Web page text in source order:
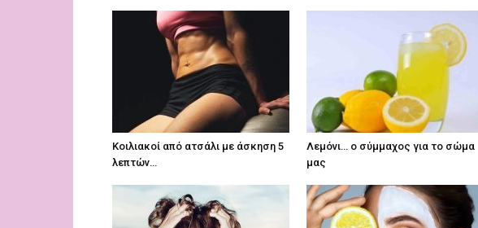
Κοιλιακοί από ατσάλι με άσκηση 5
λεπτών…
Λεμόνι… ο σύμμαχος για το σώμα
μας